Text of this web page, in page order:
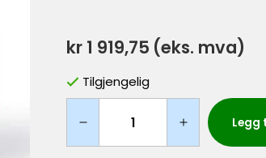
kr 1 919,75 (eks. mva)
Tilgjengelig
Legg